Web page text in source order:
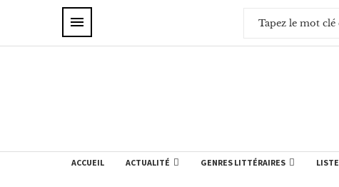
ACCUEIL ACTUALITÉ GENRES LITTÉRAIRES